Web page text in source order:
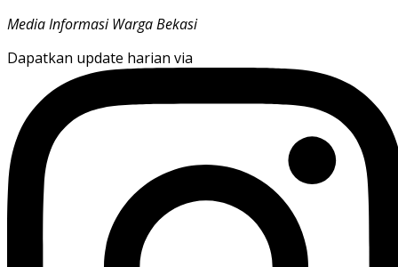
Media Informasi Warga Bekasi
Dapatkan update harian via